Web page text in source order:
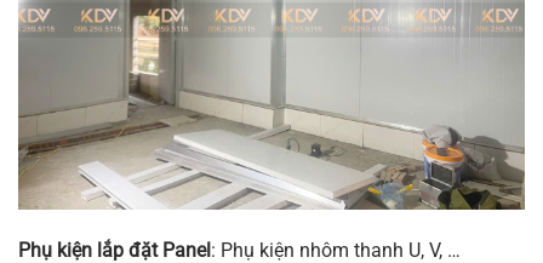
Phụ kiện lắp đặt Panel: Phụ kiện nhôm thanh U, V, …